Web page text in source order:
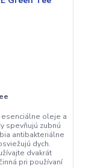
esenciálne oleje a
spevňujú zubnú
antibakteriálne
dych.
dvakrát
pri používaní